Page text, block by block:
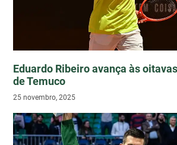
Eduardo Ribeiro avança às
de Temuco
25 novembro, 2025